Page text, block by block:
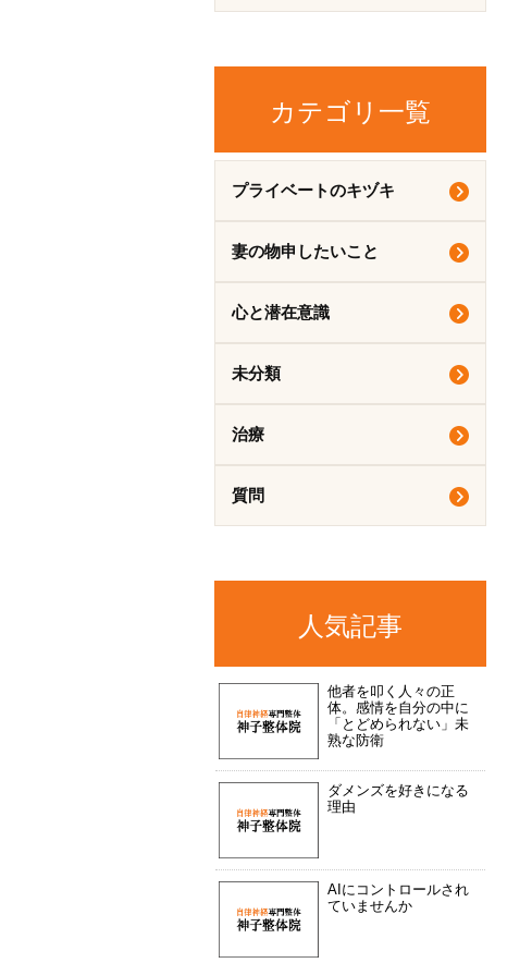
カテゴリ一覧
プライベートのキヅキ
妻の物申したいこと
心と潜在意識
未分類
治療
質問
人気記事
他者を叩く人々の正
体。感情を自分の中に
「とどめられない」未
熟な防衛
ダメンズを好きになる
理由
AIにコントロールされ
ていませんか